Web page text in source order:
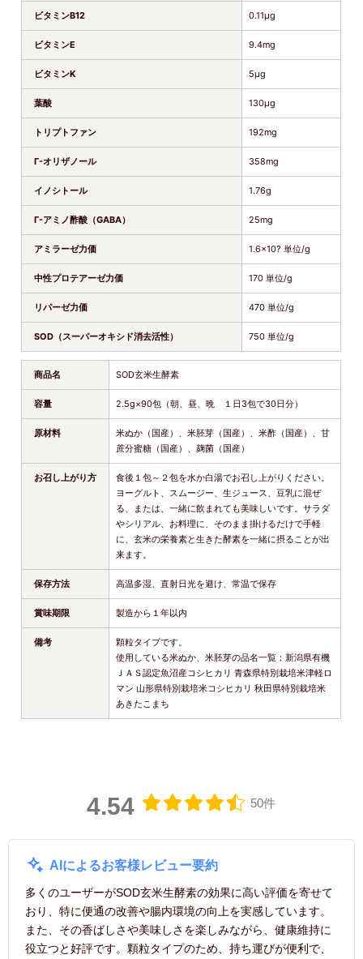
ビタミンB12 0.11μg
ビタミンE 9.4mg
ビタミンK 5μg
葉酸 130μg
トリプトファン 192mg
Γ-オリザノール 358mg
イノシトール 1.76g
Γ-アミノ酢酸（GABA） 25mg
アミラーゼ力価 1.6×10? 単位/g
中性プロテアーゼ力価 170 単位/g
リパーゼ力価 470 単位/g
SOD（スーパーオキシド消去活性） 750 単位/g
商品名 SOD玄米生酵素
容量 2.5g×90包（朝、昼、晩 １日3包で30日分）
原材料
米ぬか（国産）、米胚芽（国産）、米酢（国産）、甘
蔗分蜜糖（国産）、麹菌（国産）
お召し上がり方
食後１包～２包を水か白湯でお召し上がりください。
ヨーグルト、スムージー、生ジュース、豆乳に混ぜ
る、または、一緒に飲まれても美味しいです。サラダ
やシリアル、お料理に、そのまま掛けるだけで手軽
に、玄米の栄養素と生きた酵素を一緒に摂ることが出
来ます。
保存方法 高温多湿、直射日光を避け、常温で保存
賞味期限 製造から１年以内
備考
顆粒タイプです。
使用している米ぬか、米胚芽の品名一覧：新潟県有機
ＪＡＳ認定魚沼産コシヒカリ 青森県特別栽培米津軽ロ
マン 山形県特別栽培米コシヒカリ 秋田県特別栽培米
あきたこまち
4.54 50件
AIによるお客様レビュー要約
多くのユーザーがSOD玄米生酵素の効果に高い評価を寄せて
おり、特に便通の改善や腸内環境の向上を実感しています。
また、その香ばしさや美味しさを楽しみながら、健康維持に
役立つと好評です。顆粒タイプのため、持ち運びが便利で、